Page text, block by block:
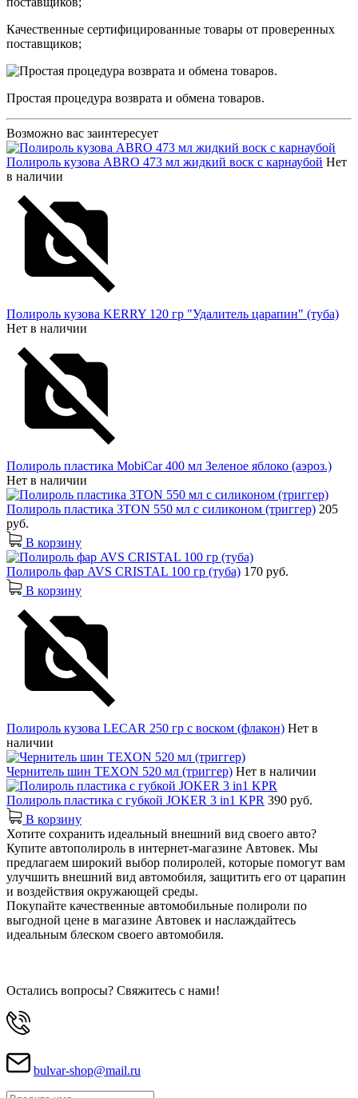
Качественные сертифицированные товары от проверенных
поставщиков;
Простая процедура возврата и обмена товаров.
Возможно вас заинтересует
Полироль кузова ABRO 473 мл жидкий воск с карнаубой Нет
в наличии
Полироль кузова KERRY 120 гр "Удалитель царапин" (туба)
Нет в наличии
Полироль пластика MobiCar 400 мл Зеленое яблоко (аэроз.)
Нет в наличии
Полироль пластика 3TON 550 мл с силиконом (триггер) 205
руб.
В корзину
Полироль фар AVS CRISTAL 100 гр (туба) 170 руб.
В корзину
Полироль кузова LECAR 250 гр с воском (флакон) Нет в
наличии
Чернитель шин TEXON 520 мл (триггер) Нет в наличии
Полироль пластика с губкой JOKER 3 in1 KPR 390 руб.
В корзину
Хотите сохранить идеальный внешний вид своего авто?
Купите автополироль в интернет-магазине Автовек. Мы
предлагаем широкий выбор полиролей, которые помогут вам
улучшить внешний вид автомобиля, защитить его от царапин
и воздействия окружающей среды.
Покупайте качественные автомобильные полироли по
выгодной цене в магазине Автовек и наслаждайтесь
идеальным блеском своего автомобиля.
Остались вопросы? Свяжитесь с нами!
bulvar-shop@mail.ru